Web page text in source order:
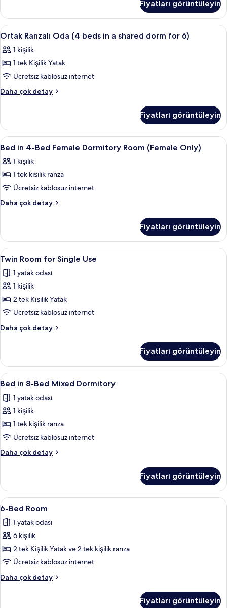
Mixed
Dormitory
hakkında
fazla
detay
Fiyatları görüntüleyin
Ortak
Ranzalı
Oda
(4
beds
in
dorm
for
6)
için
tüm
fotoğrafları
görün
Ortak Ranzalı Oda (4 beds in a
4
Ortak Ranzalı Oda (4 beds in a shared dorm for 6)
1 kişilik
1 tek Kişilik Yatak
Ücretsiz kablosuz internet
Daha çok detay
Ortak
beds
in
a
dorm
for
hakkında
daha
fazla
Fiyatları görüntüleyin
Bed
in
4-
Bed
Female
Dormitory
Only)
için
tüm
fotoğrafları
görün
Odada kasa, masa, ücretsiz kablosuz
6
Bed in 4-Bed Female Dormitory Room (Female Only)
1 kişilik
1 tek kişilik ranza
Ücretsiz kablosuz internet
Daha çok detay
Bed
Female
Dormitory
Room
Only)
hakkında
fazla
detay
Fiyatları görüntüleyin
Twin
Room
for
Single
Use
için
tüm
fotoğrafları
Odada kasa, masa, ücretsiz kablosuz
4
Twin Room for Single Use
1 yatak odası
1 kişilik
2 tek Kişilik Yatak
Ücretsiz kablosuz internet
Daha çok detay
Twin
Use
hakkında
daha
detay
Fiyatları görüntüleyin
Bed
in
8-
Bed
Mixed
Dormitory
için
tüm
görün
Odada kasa, masa, ücretsiz kablosuz
4
Bed in 8-Bed Mixed Dormitory
1 yatak odası
1 kişilik
1 tek kişilik ranza
Ücretsiz kablosuz internet
Daha çok detay
Bed
Mixed
Dormitory
hakkında
fazla
detay
Fiyatları görüntüleyin
6-
Bed
Room
için
tüm
fotoğrafları
görün
Odada kasa, masa, ücretsiz kablosuz
4
6-Bed Room
1 yatak odası
6 kişilik
2 tek Kişilik Yatak ve 2 tek kişilik ranza
Ücretsiz kablosuz internet
Daha çok detay
6-
Fiyatları görüntüleyin